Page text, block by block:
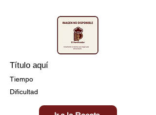
Título aquí
Tiempo
Dificultad